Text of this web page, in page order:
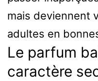
mais deviennent
adultes en
Le parfum
caractère